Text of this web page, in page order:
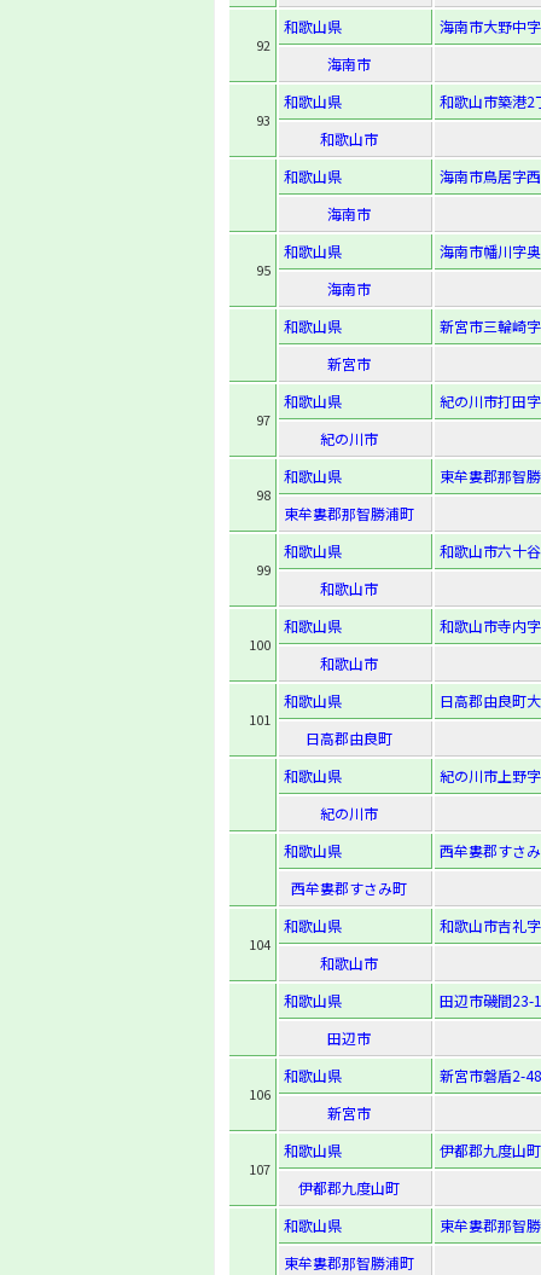
92
和歌山県
海南市大野中
海南市
93
和歌山県
和歌山市築港2
和歌山市
和歌山県
海南市鳥居字
海南市
95
和歌山県
海南市幡川字
海南市
和歌山県
新宮市三輪崎
新宮市
97
和歌山県
紀の川市打田
紀の川市
98
和歌山県
東牟婁郡那智
東牟婁郡那智勝浦町
99
和歌山県
和歌山市六十
和歌山市
100
和歌山県
和歌山市寺内
和歌山市
101
和歌山県
日高郡由良町
日高郡由良町
和歌山県
紀の川市上野
紀の川市
和歌山県
西牟婁郡すさ
西牟婁郡すさみ町
104
和歌山県
和歌山市吉礼
和歌山市
和歌山県
田辺市磯間23-
田辺市
106
和歌山県
新宮市磐盾2-48
新宮市
107
和歌山県
伊都郡九度山
伊都郡九度山町
和歌山県
東牟婁郡那智
東牟婁郡那智勝浦町